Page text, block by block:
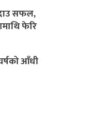
सफल,
फेरि
आँधी